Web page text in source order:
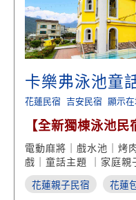
卡樂弗泳池童
花蓮民宿 吉安民宿 顯示
【全新獨棟泳池
戲】
電動麻將｜戲水池｜烤
戲｜童話主題 ｜家庭親
花蓮親子民宿 花蓮